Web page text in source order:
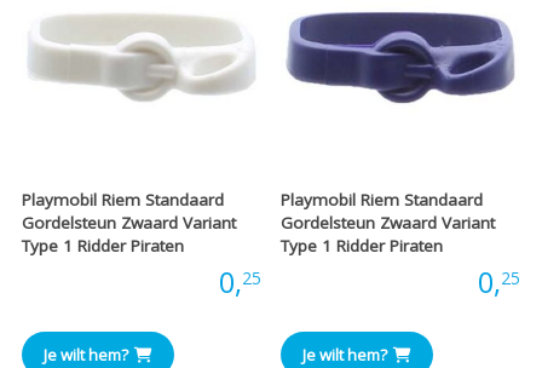
Playmobil Riem Standaard
Gordelsteun Zwaard Variant
Type 1 Ridder Piraten
0,25
Je wilt hem?
Playmobil Riem Standaard
Gordelsteun Zwaard Variant
Type 1 Ridder Piraten
0,25
Je wilt hem?